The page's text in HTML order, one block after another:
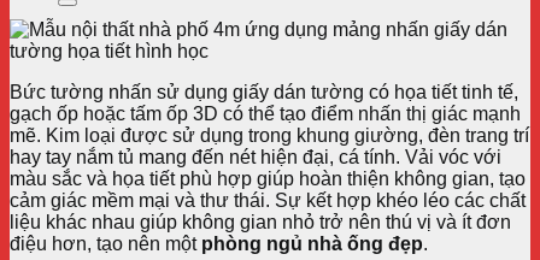
Bức tường nhấn sử dụng giấy dán tường có họa tiết tinh tế,
gạch ốp hoặc tấm ốp 3D có thể tạo điểm nhấn thị giác mạnh
mẽ. Kim loại được sử dụng trong khung giường, đèn trang trí
hay tay nắm tủ mang đến nét hiện đại, cá tính. Vải vóc với
màu sắc và họa tiết phù hợp giúp hoàn thiện không gian, tạo
cảm giác mềm mại và thư thái. Sự kết hợp khéo léo các chất
liệu khác nhau giúp không gian nhỏ trở nên thú vị và ít đơn
điệu hơn, tạo nên một phòng ngủ nhà ống đẹp.